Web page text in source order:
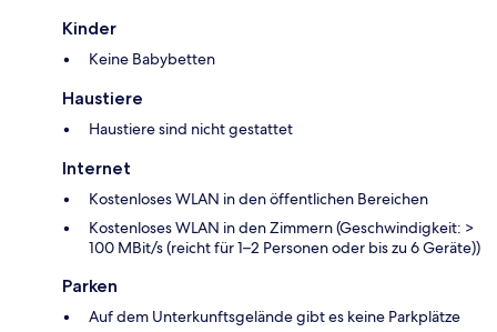
Kinder
Keine Babybetten
Haustiere
Haustiere sind nicht gestattet
Internet
Kostenloses WLAN in den öffentlichen Bereichen
Kostenloses WLAN in den Zimmern (Geschwindigkeit: >
100 MBit/s (reicht für 1–2 Personen oder bis zu 6 Geräte))
Parken
Auf dem Unterkunftsgelände gibt es keine Parkplätze